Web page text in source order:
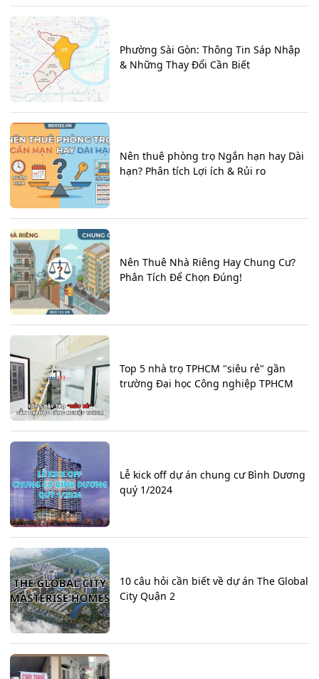
Phường Sài Gòn: Thông Tin Sáp Nhập
& Những Thay Đổi Cần Biết
Nên thuê phòng trọ Ngắn hạn hay Dài
hạn? Phân tích Lợi ích & Rủi ro
Nên Thuê Nhà Riêng Hay Chung Cư?
Phân Tích Để Chọn Đúng!
Top 5 nhà trọ TPHCM "siêu rẻ" gần
trường Đại học Công nghiệp TPHCM
Lễ kick off dự án chung cư Bình Dương
quý 1/2024
10 câu hỏi cần biết về dự án The Global
City Quận 2